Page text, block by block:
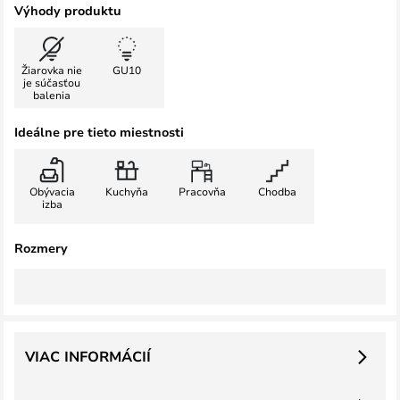
Výhody produktu
Žiarovka nie
je súčasťou
balenia
GU10
Ideálne pre tieto miestnosti
Obývacia
izba
Kuchyňa Pracovňa Chodba
Rozmery
VIAC INFORMÁCIÍ